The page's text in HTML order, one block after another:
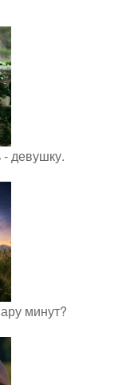
девушку.
минут?